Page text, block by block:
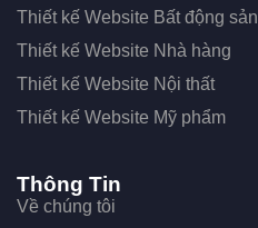
Thiết kế Website Bất động sản
Thiết kế Website Nhà hàng
Thiết kế Website Nội thất
Thiết kế Website Mỹ phẩm
Thông Tin
Về chúng tôi